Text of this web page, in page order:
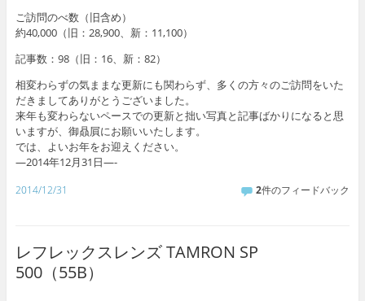
ご訪問のべ数（旧含め）
約40,000（旧：28,900、新：11,100）
記事数：98（旧：16、新：82）
相変わらずの気ままな更新にも関わらず、多くの方々のご訪問をいた
だきましてありがとうございました。
来年も変わらないペースでの更新と拙い写真と記事ばかりになると思
いますが、御贔屓にお願いいたします。
では、よいお年をお迎えください。
—2014年12月31日—-
2014/12/31 2件のフィードバック
レフレックスレンズ TAMRON SP
500（55B）